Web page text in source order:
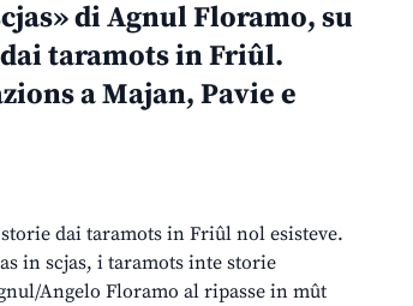
di Agnul Floramo, su
taramots in Friûl.
a Majan, Pavie e
dai taramots in Friûl nol esisteve.
in scjas, i taramots inte storie
Angelo Floramo al ripasse in mût